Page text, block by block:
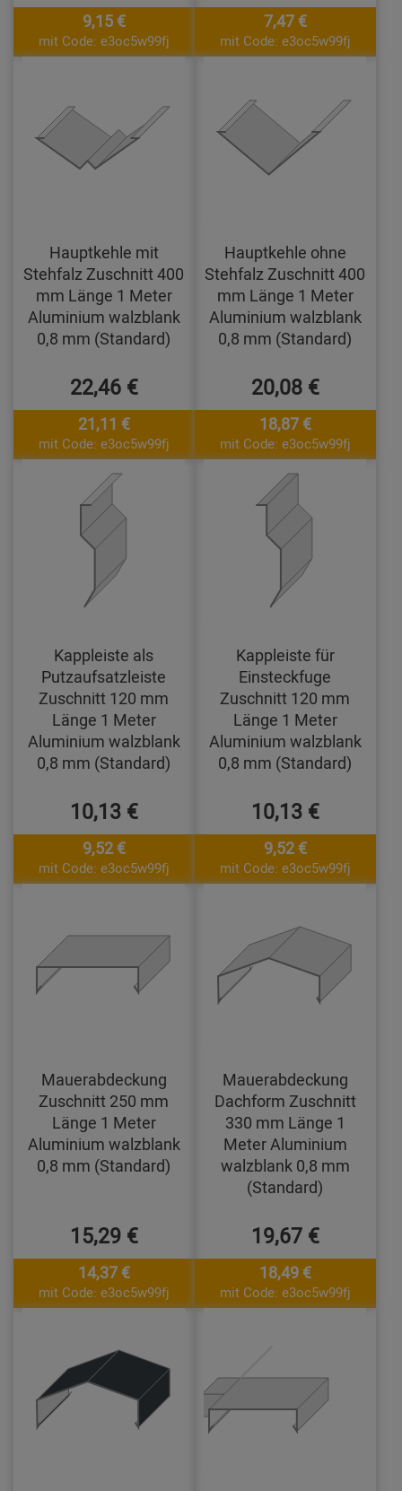
9,15 €
mit Code: e3oc5w99fj
7,47 €
mit Code: e3oc5w99fj
Hauptkehle mit
Stehfalz Zuschnitt 400
mm Länge 1 Meter
Aluminium walzblank
0,8 mm (Standard)
22,46 €
21,11 €
mit Code: e3oc5w99fj
Hauptkehle ohne
Stehfalz Zuschnitt 400
mm Länge 1 Meter
Aluminium walzblank
0,8 mm (Standard)
20,08 €
18,87 €
mit Code: e3oc5w99fj
Kappleiste als
Putzaufsatzleiste
Zuschnitt 120 mm
Länge 1 Meter
Aluminium walzblank
0,8 mm (Standard)
10,13 €
9,52 €
mit Code: e3oc5w99fj
Kappleiste für
Einsteckfuge
Zuschnitt 120 mm
Länge 1 Meter
Aluminium walzblank
0,8 mm (Standard)
10,13 €
9,52 €
mit Code: e3oc5w99fj
Mauerabdeckung
Zuschnitt 250 mm
Länge 1 Meter
Aluminium walzblank
0,8 mm (Standard)
15,29 €
14,37 €
mit Code: e3oc5w99fj
Mauerabdeckung
Dachform Zuschnitt
330 mm Länge 1
Meter Aluminium
walzblank 0,8 mm
(Standard)
19,67 €
18,49 €
mit Code: e3oc5w99fj